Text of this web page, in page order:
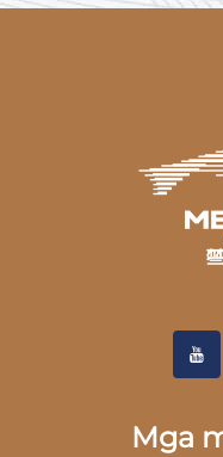
Mga